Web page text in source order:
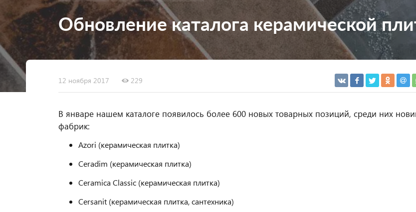
Обновление каталога керамической
12 ноября 2017 229
В январе нашем каталоге появилось более 600 новых товарных позиций, среди них
фабрик:
Azori (керамическая плитка)
Ceradim (керамическая плитка)
Ceramica Classic (керамическая плитка)
Cersanit (керамическая плитка, сантехника)